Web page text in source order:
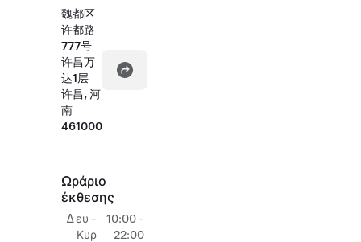
魏都区
许都路
777号
许昌万
达1层
许昌, 河
南
461000
Ωράριο
έκθεσης
Δευ -
Κυρ
10:00 -
22:00